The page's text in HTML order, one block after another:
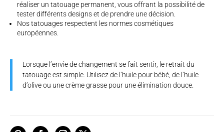
réaliser un tatouage permanent, vous offrant la possibilité de
tester différents designs et de prendre une décision.
Nos tatouages respectent les normes cosmétiques
européennes.
Lorsque l’envie de changement se fait sentir, le retrait du
tatouage est simple. Utilisez de l’huile pour bébé, de l’huile
d’olive ou une crème grasse pour une élimination douce.